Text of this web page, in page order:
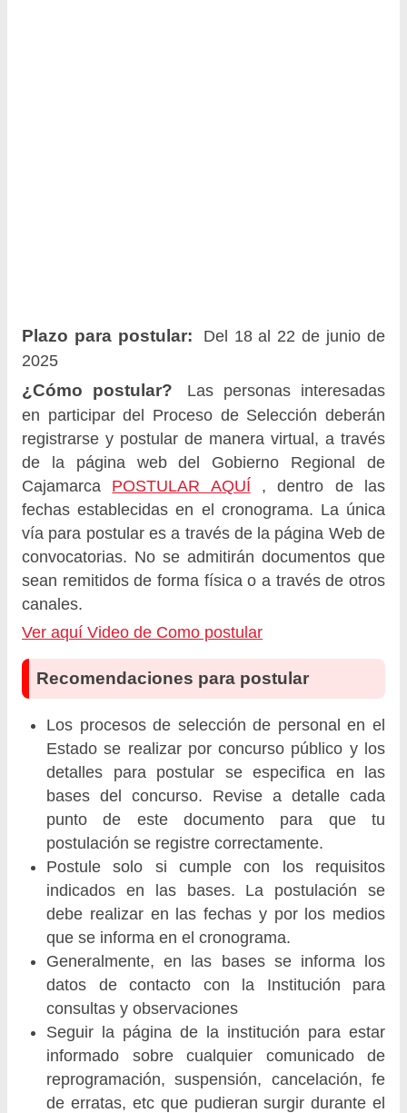
Plazo para postular:
Del 18 al 22 de junio de
2025
¿Cómo postular?
Las personas interesadas
en participar del Proceso de Selección deberán
registrarse y postular de manera virtual, a través
de la página web del Gobierno Regional de
Cajamarca POSTULAR AQUÍ , dentro de las
fechas establecidas en el cronograma. La única
vía para postular es a través de la página Web de
convocatorias. No se admitirán documentos que
sean remitidos de forma física o a través de otros
canales.
Ver aquí Video de Como postular
Recomendaciones para postular
Los procesos de selección de personal en el
Estado se realizar por concurso público y los
detalles para postular se especifica en las
bases del concurso. Revise a detalle cada
punto de este documento para que tu
postulación se registre correctamente.
Postule solo si cumple con los requisitos
indicados en las bases. La postulación se
debe realizar en las fechas y por los medios
que se informa en el cronograma.
Generalmente, en las bases se informa los
datos de contacto con la Institución para
consultas y observaciones
Seguir la página de la institución para estar
informado sobre cualquier comunicado de
reprogramación, suspensión, cancelación, fe
de erratas, etc que pudieran surgir durante el